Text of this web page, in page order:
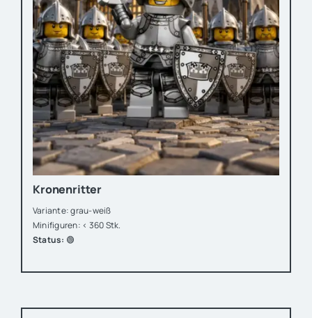
Kronenritter
Variante: grau-weiß
Minifiguren: < 360 Stk.
Status: 🟢